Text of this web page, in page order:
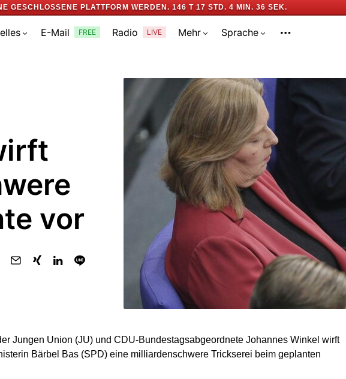
GESCHLOSSENE PLATTFORM WERDEN. 146 T 17 STD. 4 MIN. 35 SEK.
E-Mail FREE Radio LIVE Mehr Sprache
vor
Jungen Union (JU) und CDU-Bundestagsabgeordnete Johannes Winkel wirft
Bärbel Bas (SPD) eine milliardenschwere Trickserei beim geplanten